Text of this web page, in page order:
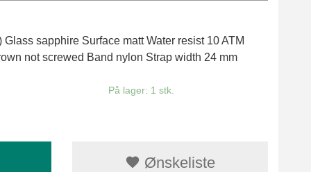
sapphire Surface matt Water resist 10 ATM
not screwed Band nylon Strap width 24 mm
På lager: 1 stk.
Ønskeliste